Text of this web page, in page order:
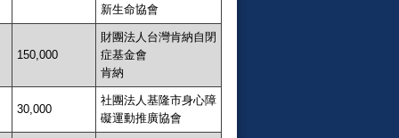
新生命協會
150,000
財團法人台灣肯納自閉
症基金會
肯納
30,000
社團法人基隆市身心障
礙運動推廣協會